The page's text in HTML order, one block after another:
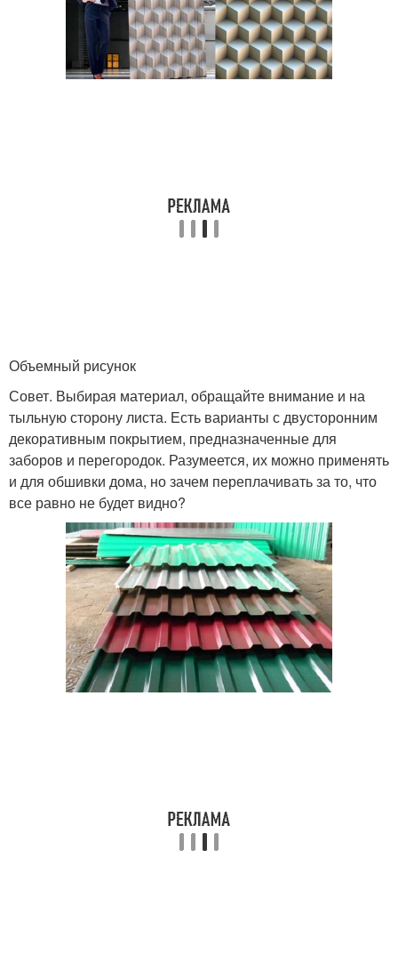
Объемный рисунок
Совет. Выбирая материал, обращайте внимание и на
тыльную сторону листа. Есть варианты с двусторонним
декоративным покрытием, предназначенные для
заборов и перегородок. Разумеется, их можно применять
и для обшивки дома, но зачем переплачивать за то, что
все равно не будет видно?